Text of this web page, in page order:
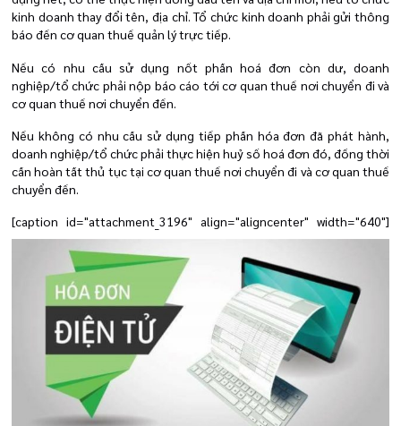
kinh doanh thay đổi tên, địa chỉ. Tổ chức kinh doanh phải gửi thông
báo đến cơ quan thuế quản lý trực tiếp.
Nếu có nhu cầu sử dụng nốt phần hoá đơn còn dư, doanh
nghiệp/tổ chức phải nộp báo cáo tới cơ quan thuế nơi chuyển đi và
cơ quan thuế nơi chuyển đến.
Nếu không có nhu cầu sử dụng tiếp phần hóa đơn đã phát hành,
doanh nghiệp/tổ chức phải thực hiện huỷ số hoá đơn đó, đồng thời
cần hoàn tất thủ tục tại cơ quan thuế nơi chuyển đi và cơ quan thuế
chuyển đến.
[caption id="attachment_3196" align="aligncenter" width="640"]